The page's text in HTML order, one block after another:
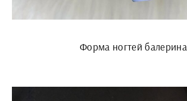
Форма ногтей балерина